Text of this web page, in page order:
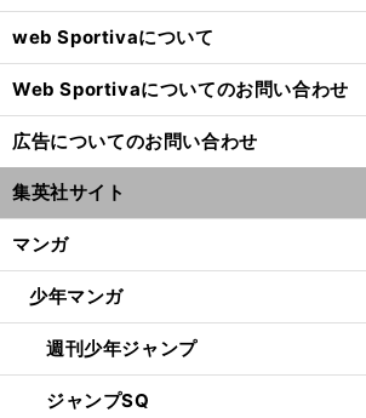
web Sportivaについて
Web Sportivaについてのお問い合わせ
広告についてのお問い合わせ
集英社サイト
マンガ
少年マンガ
週刊少年ジャンプ
ジャンプSQ